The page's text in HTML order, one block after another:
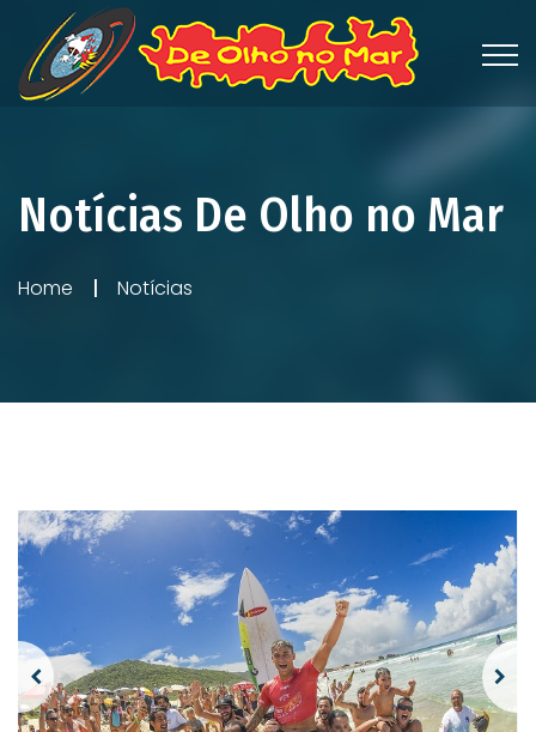
Notícias De Olho no Mar
Home Notícias